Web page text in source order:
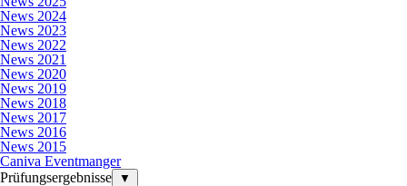
News 2024
News 2023
News 2022
News 2021
News 2020
News 2019
News 2018
News 2017
News 2016
News 2015
Caniva Eventmanger
Prüfungsergebnisse
▼